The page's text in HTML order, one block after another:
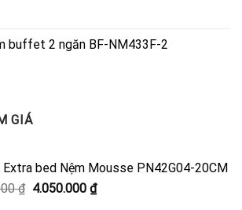
buffet 2 ngăn BF-NM433F-2
GIÁ
Extra bed Nệm Mousse PN42G04-20CM
₫ Giá
4.050.000 ₫Giá